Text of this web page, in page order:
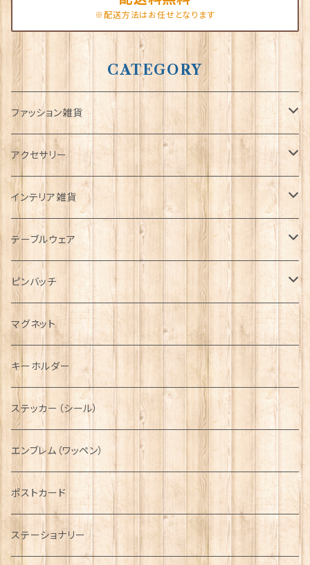
※配送方法はお任せとなります
CATEGORY
ファッション雑貨
タータンネクタイ
帽子
キャップ
ハンチング帽
キャスケット
ディアストーカー
ニット帽
Tシャツ
マフラー
タータン【Bronte by Moon】
タータン【Glencroft】
ボタンラップマフラー【Aran Traditions】
サッシュ
スカーフ
ファッションマスク
アクセサリー
ORTAK
ブローチ
ペンダント
チャーム
その他のアクセサリー
インテリア雑貨
インテリア置物
ラブスプーン
ラブスプーン【SION LLEWELLYN】
ラブスプーン【PAUL CURTIS】
ファブリック
テーブルウェア
ティータオル
ペーパーナプキン
ティーコジー
その他テーブルウェア
ピンバッチ
ジェネラルデザイン
乗り物
動物＆植物
国旗＆紋章
音楽＆楽器
運動＆人物
シンボル
ミリタリー
NAVY
AIRFORCE
ARMY
ピューター
マグネット
キーホルダー
ステッカー（シール）
エンブレム（ワッペン）
ポストカード
ステーショナリー